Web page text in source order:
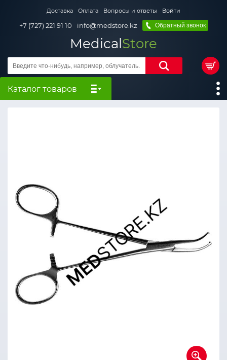
Доставка Оплата Вопросы и ответы Войти
+7 (727) 221 91 10 info@medstore.kz Обратный звонок
MedicalStore
Каталог товаров